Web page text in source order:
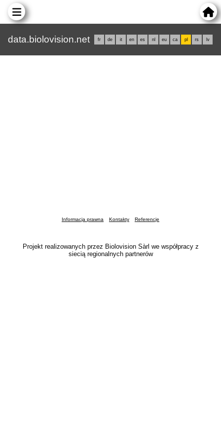
data.biolovision.net fr de it en es nl eu ca pl rs lv
Informacja prawna Kontakty Referencje
Projekt realizowanych przez Biolovision Sàrl we współpracy z
siecią regionalnych partnerów